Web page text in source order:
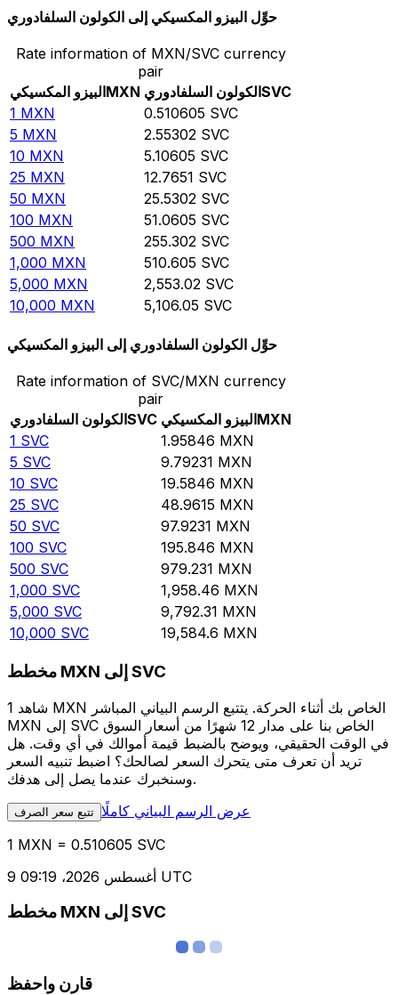
حوِّل البيزو المكسيكي إلى الكولون السلفادوري
Rate information of MXN/SVC currency
pair
البيزو المكسيكيMXN الكولون السلفادوريSVC
1 MXN 0.510605 SVC
5 MXN 2.55302 SVC
10 MXN 5.10605 SVC
25 MXN 12.7651 SVC
50 MXN 25.5302 SVC
100 MXN 51.0605 SVC
500 MXN 255.302 SVC
1,000 MXN 510.605 SVC
5,000 MXN 2,553.02 SVC
10,000 MXN 5,106.05 SVC
حوِّل الكولون السلفادوري إلى البيزو المكسيكي
Rate information of SVC/MXN currency
pair
الكولون السلفادوريSVC البيزو المكسيكيMXN
1 SVC 1.95846 MXN
5 SVC 9.79231 MXN
10 SVC 19.5846 MXN
25 SVC 48.9615 MXN
50 SVC 97.9231 MXN
100 SVC 195.846 MXN
500 SVC 979.231 MXN
1,000 SVC 1,958.46 MXN
5,000 SVC 9,792.31 MXN
10,000 SVC 19,584.6 MXN
مخطط MXN إلى SVC
شاهد 1 MXN الخاص بك أثناء الحركة. يتتبع الرسم البياني المباشر
MXN إلى SVC الخاص بنا على مدار 12 شهرًا من أسعار السوق
في الوقت الحقيقي، ويوضح بالضبط قيمة أموالك في أي وقت. هل
تريد أن تعرف متى يتحرك السعر لصالحك؟ اضبط تنبيه السعر
وسنخبرك عندما يصل إلى هدفك.
تتبع سعر الصرف عرض الرسم البياني كاملًا
1 MXN = 0.510605 SVC
9 أغسطس 2026، 09:19 UTC
مخطط MXN إلى SVC
قارن واحفظ